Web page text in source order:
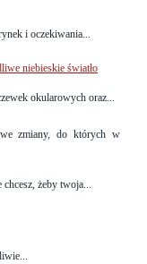
i oczekiwania...
niebieskie światło
okularowych oraz...
zmiany, do których w
chcesz, żeby twoja...